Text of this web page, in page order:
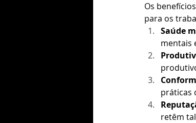
Os
para os
Saúde
mentais
práticas
retêm